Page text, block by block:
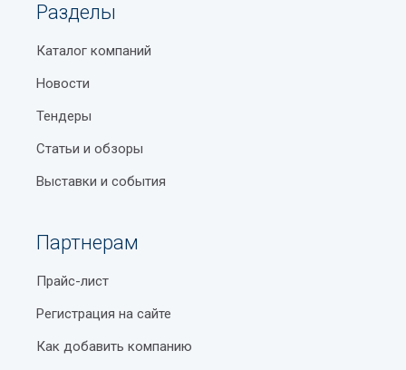
Как составить резюме для устройства на работу
Типы кузовов легковых автомобилей
Гимн Узбекистана
Виды пищевых растительных масел: полный гид
по свойствам, пользе и применению
Рынки и базары Ташкента
Разделы
Каталог компаний
Новости
Тендеры
Статьи и обзоры
Выставки и события
Партнерам
Прайс-лист
Регистрация на сайте
Как добавить компанию